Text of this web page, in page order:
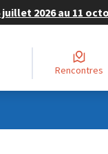
2026 au 11
Rencontres